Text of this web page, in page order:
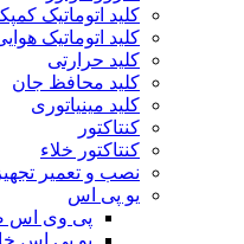
کلید اتوماتیک
کلید اتوماتیک
کلید حرارتی
کلید محافظ جان
کلید مینیاتوری
کنتاکتور
کنتاکتور خلاء
نصب و تعمیر
یو پی اس
پی وی اس